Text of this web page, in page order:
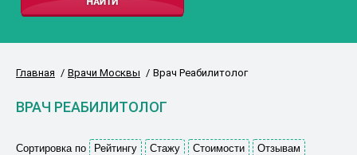
Главная Врачи Москвы Врач Реабилитолог
ВРАЧ РЕАБИЛИТОЛОГ
Сортировка по Рейтингу Стажу Стоимости
Отзывам